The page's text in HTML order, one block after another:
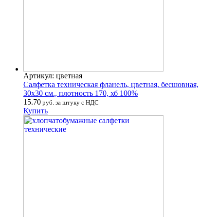
Артикул: цветная
Салфетка техническая фланель, цветная, бесшовная,
30х30 см., плотность 170, хб 100%
15.70 руб. за штуку с НДС
Купить